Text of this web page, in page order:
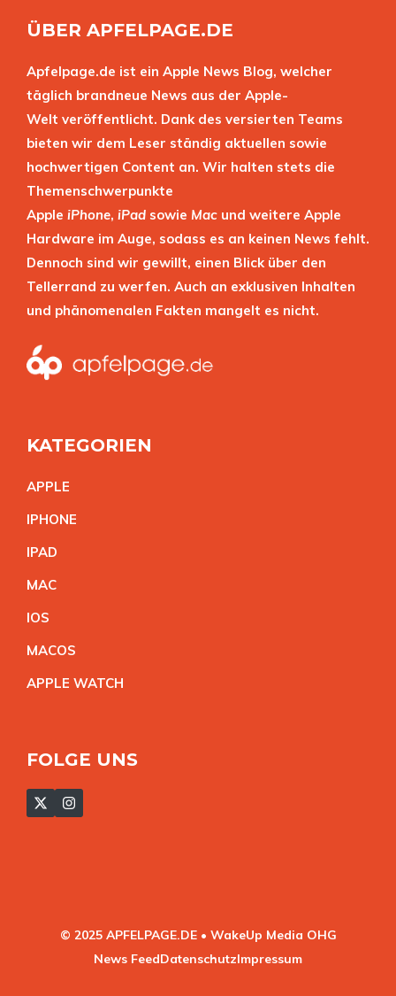
ÜBER APFELPAGE.DE
Apfelpage.de ist ein Apple News Blog, welcher
täglich brandneue News aus der Apple-
Welt veröffentlicht. Dank des versierten Teams
bieten wir dem Leser ständig aktuellen sowie
hochwertigen Content an. Wir halten stets die
Themenschwerpunkte
Apple iPhone, iPad sowie Mac und weitere Apple
Hardware im Auge, sodass es an keinen News fehlt.
Dennoch sind wir gewillt, einen Blick über den
Tellerrand zu werfen. Auch an exklusiven Inhalten
und phänomenalen Fakten mangelt es nicht.
KATEGORIEN
APPLE
IPHONE
IPAD
MAC
IOS
MACOS
APPLE WATCH
FOLGE UNS
© 2025 APFELPAGE.DE • WakeUp Media OHG
News FeedDatenschutzImpressum